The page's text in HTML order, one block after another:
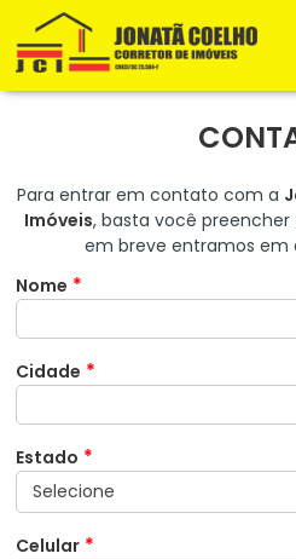
Para entrar em contato com a
Imóveis, basta você
em breve entramos
Nome *
Cidade *
Estado *
Celular *